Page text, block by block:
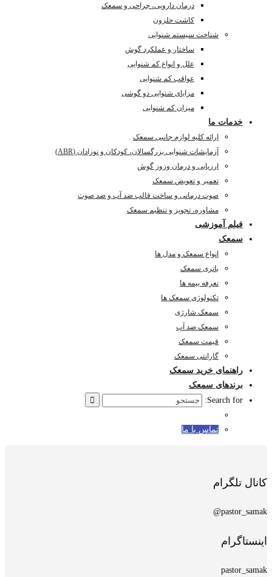
درمان دارویی، جراحی و سمعک
کاشت حلزون
شناخت سیستم شنوایی
ساختار و عملکرد گوش
علل و انواع کم شنوایی
عواقب کم شنوایی
مزایای شنوایی دو گوشی
میزان کم شنوایی
خدمات ما
ارائه کلیه لوازم جانبی سمعک
آزمایشات شنوایی بزرگسالان، کودکان و نوزادان (ABR)
ارزیابی و درمان وزوز گوش
تعمیر و تعویض سمعک
صوت درمانی و ساخت قالب ضد آب و ضد صوت
مشاوره، تجویز و تنظیم سمعک
فیلم آموزشی
سمعک
انواع سمعک و مدل ها
باتری سمعک
تعرفه بیمه ها
تکنولوژی سمعک ها
سمعک شارژی
سمعک ضد آب
قیمت سمعک
گارانتی سمعک
راهنمای خرید سمعک
برندهای سمعک
Search for:
تماس با ما
کانال تلگرام
pastor_samak@
اینستاگرام
pastor_samak